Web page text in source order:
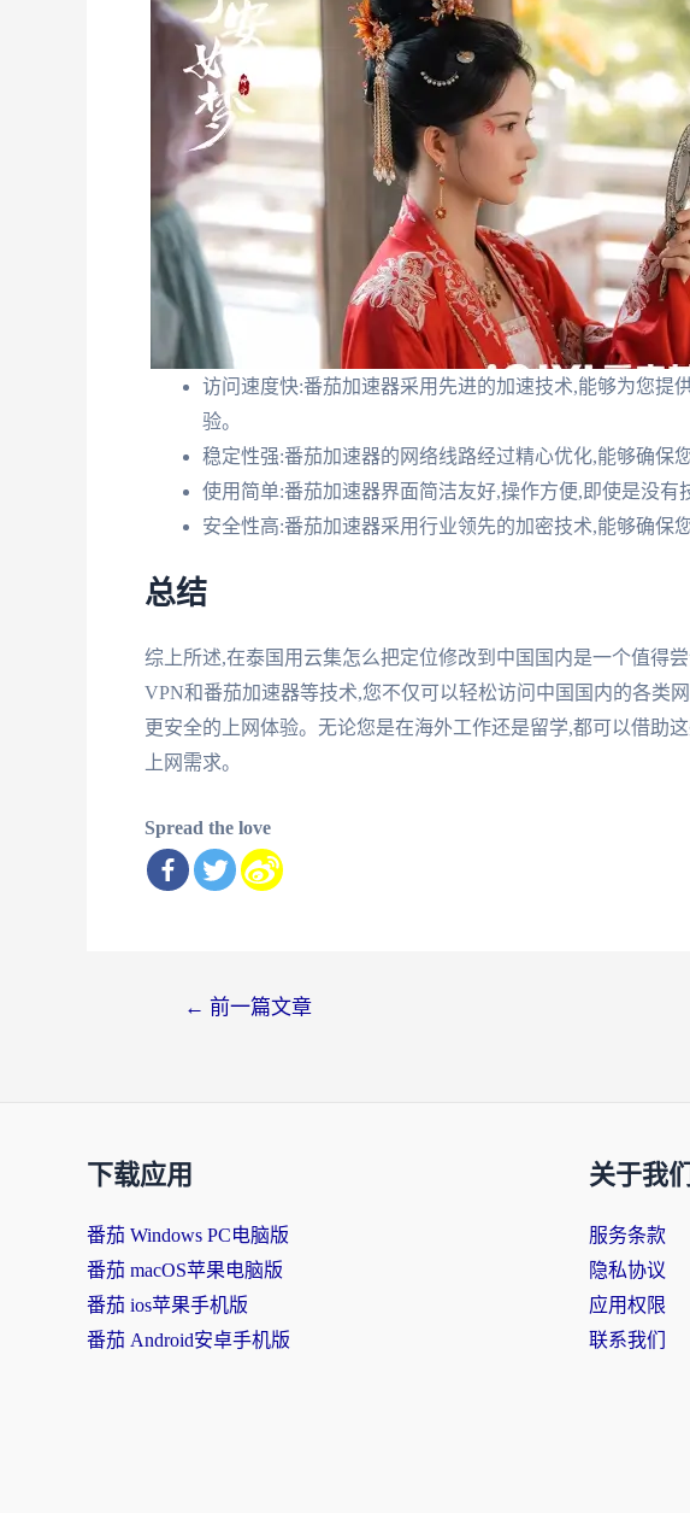
访问速度快:番茄加速器采用先进的加速技术,能够为您提
验。
稳定性强:番茄加速器的网络线路经过精心优化,能够确保
使用简单:番茄加速器界面简洁友好,操作方便,即使是没有
安全性高:番茄加速器采用行业领先的加密技术,能够确保
总结
综上所述,在泰国用云集怎么把定位修改到中国国内是一个值得
VPN和番茄加速器等技术,您不仅可以轻松访问中国国内的各类
更安全的上网体验。无论您是在海外工作还是留学,都可以借助
上网需求。
Spread the love
← 前一篇文章
下载应用
番茄 Windows PC电脑版
番茄 macOS苹果电脑版
番茄 ios苹果手机版
番茄 Android安卓手机版
关于我们
服务条款
隐私协议
应用权限
联系我们